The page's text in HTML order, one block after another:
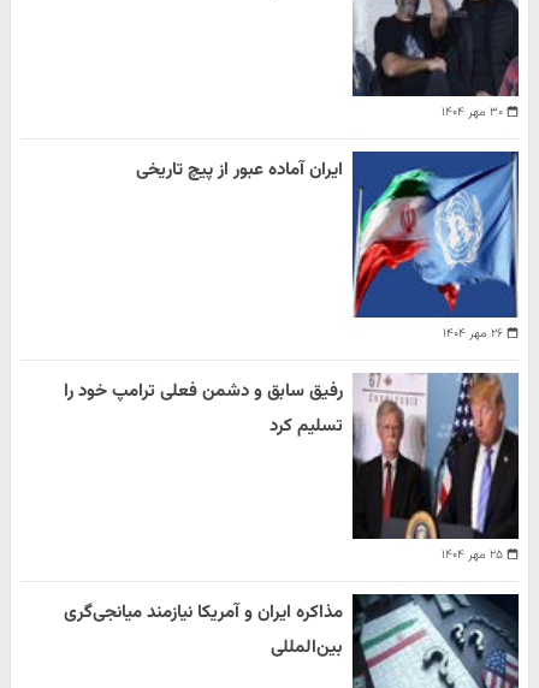
۳۰ مهر ۱۴۰۴
۲۶ مهر ۱۴۰۴
ایران آماده عبور از پیچ تاریخی
۲۵ مهر ۱۴۰۴
رفیق سابق و دشمن فعلی ترامپ خود را
تسلیم کرد
مذاکره ایران و آمریکا نیازمند میانجی‌گری
بین‌المللی